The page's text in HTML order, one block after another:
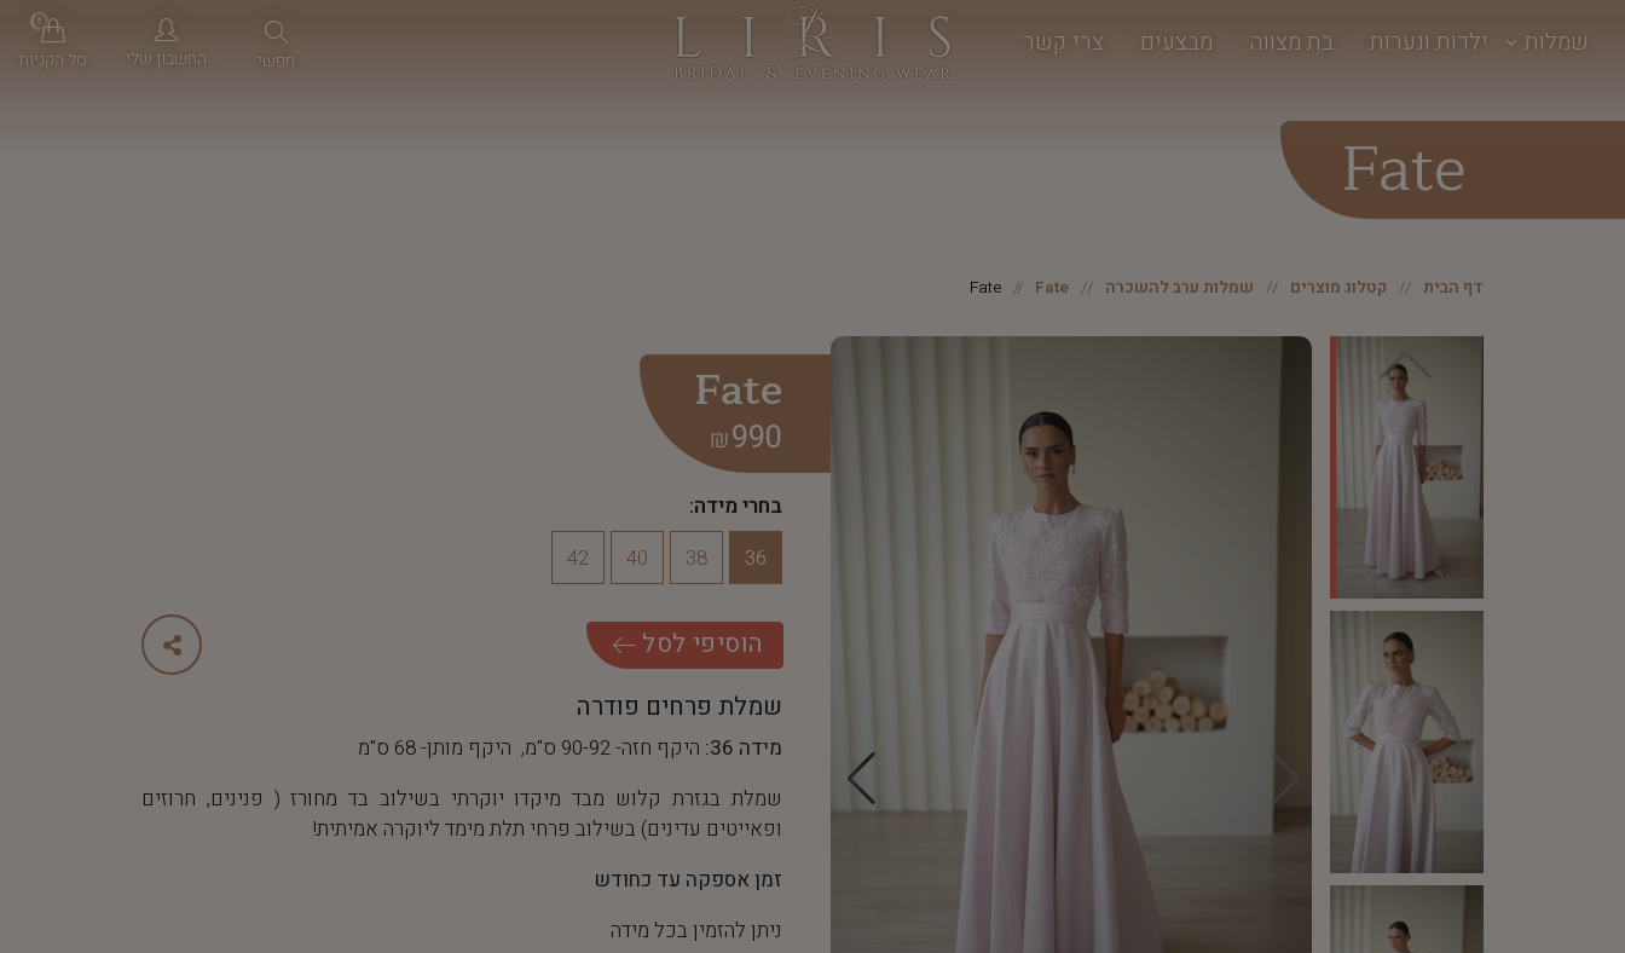
שמלות ילדות ונערות בת מצווה מבצעים צרי קשר
חפשי החשבון שלי סל הקניות
0
Fate
דף הבית קטלוג מוצרים שמלות ערב להשכרה Fate
Fate
Fate
990
₪
בחרי מידה:
36
38
40
42
הוסיפי לסל
שמלת פרחים פודרה
מידה 36:
היקף חזה- 90-92 ס"מ, היקף מותן- 68 ס"מ
שמלת בגזרת קלוש מבד מיקדו יוקרתי בשילוב בד מחורז ( פנינים, חרוזים
ופאייטים עדינים) בשילוב פרחי תלת מימד ליוקרה אמיתית!
זמן אספקה עד כחודש
ניתן להזמין בכל מידה